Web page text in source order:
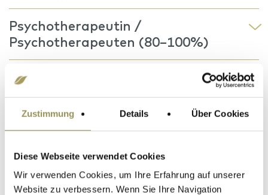
Zustimmung Details Über Cookies
Diese Webseite verwendet Cookies
Wir verwenden Cookies, um Ihre Erfahrung auf unserer
Website zu verbessern. Wenn Sie Ihre Navigation
Psychotherapeutin /
Psychotherapeuten (80–100%)
Oberärztin / Oberarzt (80–100%)
| Fachärztin / Facharzt für
Psychiatrie und Psychotherapie
| Fachärztin / Facharzt für
Psychiatrie und Psychotherapie